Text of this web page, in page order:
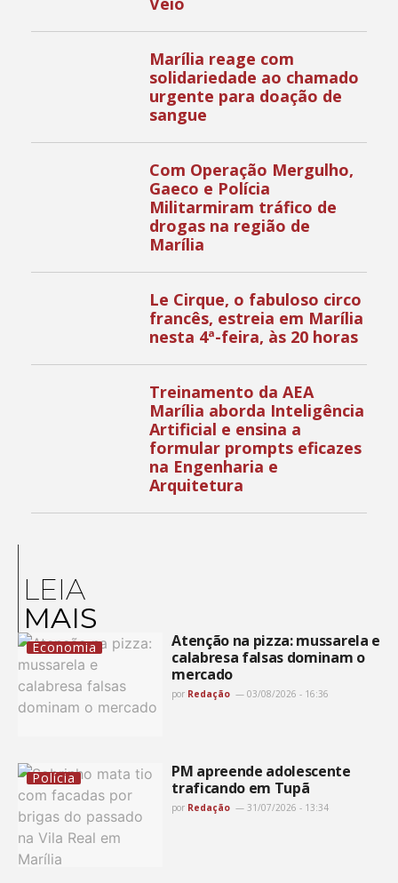
Marília reage com
solidariedade ao chamado
urgente para doação de
sangue
Com Operação Mergulho,
Gaeco e Polícia
Militarmiram tráfico de
drogas na região de
Marília
Le Cirque, o fabuloso circo
francês, estreia em Marília
nesta 4ª-feira, às 20 horas
Treinamento da AEA
Marília aborda Inteligência
Artificial e ensina a
formular prompts eficazes
na Engenharia e
Arquitetura
LEIA
MAIS
Economia
Atenção na pizza: mussarela e
calabresa falsas dominam o
mercado
por Redação 03/08/2026 - 16:36
Polícia
PM apreende adolescente
traficando em Tupã
por Redação 31/07/2026 - 13:34